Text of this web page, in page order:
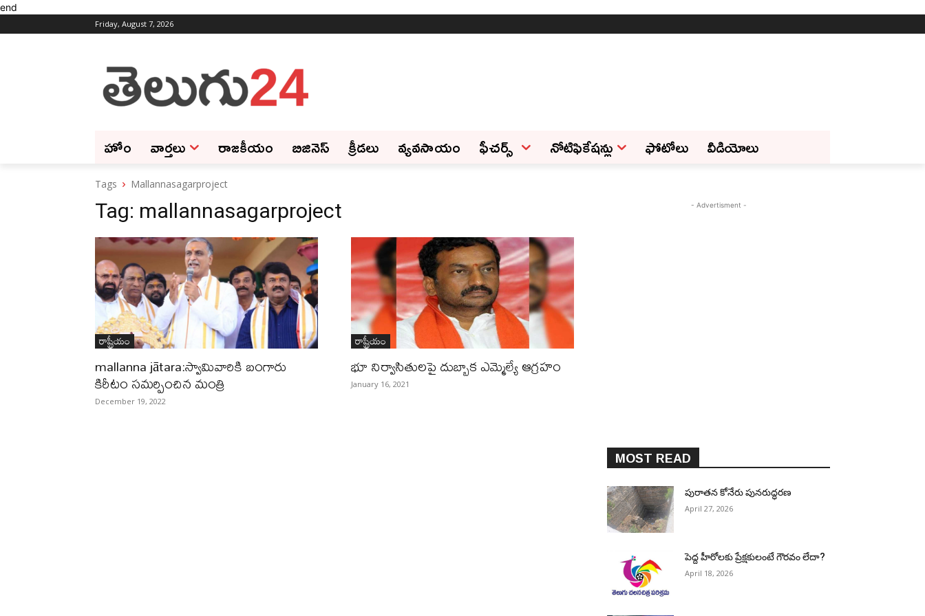
end
Friday, August 7, 2026
హోం వార్తలు రాజకీయం బిజినెస్‌ క్రీడలు వ్యవసాయం ఫీచ‌ర్స్ ‌ నోటిఫికేషన్లు ఫోటోలు వీడియోలు
Tags Mallannasagarproject
Tag: mallannasagarproject
రాష్ట్రీయం
mallanna jātara:స్వామివారికి బంగారు
కిరీటం సమర్పించిన మంత్రి
December 19, 2022
రాష్ట్రీయం
భూ నిర్వాసితులపై దుబ్బాక ఎమ్మెల్యే ఆగ్రహం
January 16, 2021
- Advertisment -
MOST READ
పురాత‌న కోనేరు పున‌రుద్ధ‌ర‌ణ
April 27, 2026
పెద్ద హీరోల‌కు ప్రేక్ష‌కులంటే గౌర‌వం లేదా?
April 18, 2026